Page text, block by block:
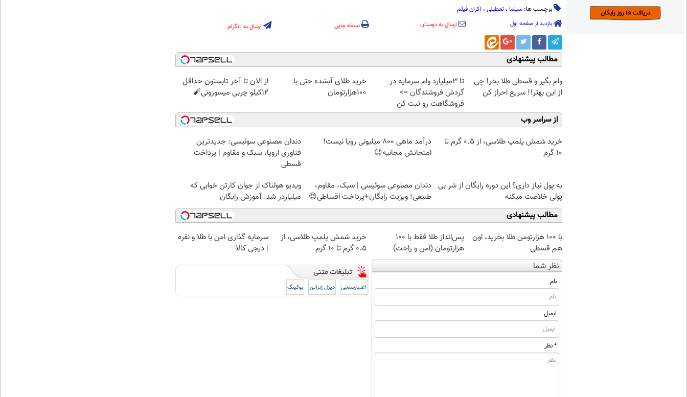
برچسب ها: سینما ، تعطیلی ، اکران فیلم
بازدید از صفحه اول ارسال به دوستان نسخه چاپی ارسال به تلگرام
مطالب پیشنهادی
وام بگیر و قسطی طلا بخر! چی
از این بهتر!! سریع احراز کن
تا 3میلیارد وام سرمایه در
گردش فروشندگان =>
فروشگاهت رو ثبت کن
خرید طلای آبشده حتی با
۱۰۰هزارتومان
از الان تا آخر تابستون حداقل
12کیلو چربی میسوزونی🧨
از سراسر وب
خرید شمش پلمپ طلاسی، از ۰.۵ گرم تا
۱۰ گرم
درآمد ماهی 800 میلیونی رویا نیست!
امتحانش مجانیه😉
دندان مصنوعی سوئیسی: جدیدترین
فناوری اروپا، سبک و مقاوم | پرداخت
قسطی
به پول نیاز داری؟ این دوره رایگان از شر بی
پولی خلاصت میکنه
دندان مصنوعی سوئیسی | سبک، مقاوم،
طبیعی! ویزیت رایگان+پرداخت اقساطی😍
ویدیو هولناک از جوان کارتن خوابی که
میلیاردر شد. آموزش رایگان
مطالب پیشنهادی
با ۱۰۰ هزارتومن طلا بخرید، اون
هم قسطی
پس‌انداز طلا فقط با ۱۰۰
هزارتومان (امن و راحت)
خرید شمش پلمپ طلاسی، از
۰.۵ گرم تا ۱۰ گرم
سرمایه گذاری امن با طلا و نقره
| دیجی کالا
نظر شما
نام
ایمیل
* نظر
اعتبارسنجی دیزل ژنراتور بوکینگ